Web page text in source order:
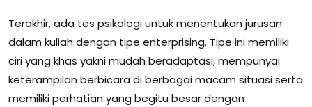
Terakhir, ada tes psikologi untuk menentukan jurusan
dalam kuliah dengan tipe enterprising. Tipe ini memiliki
ciri yang khas yakni mudah beradaptasi, mempunyai
keterampilan berbicara di berbagai macam situasi serta
memiliki perhatian yang begitu besar dengan